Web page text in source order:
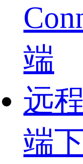
端
远
端